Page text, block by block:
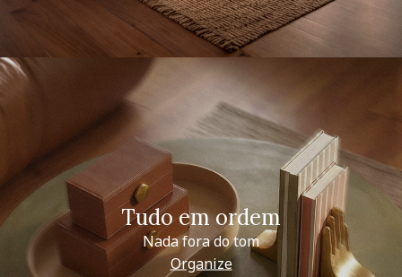
Tudo em ordem
Nada fora do tom
Organize